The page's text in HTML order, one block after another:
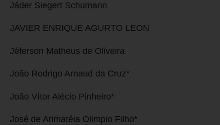
Jáder Siegert Schumann
JAVIER ENRIQUE AGURTO LEON
Jéferson Matheus de Oliveira
João Rodrigo Arnaud da Cruz*
João Vítor Alécio Pinheiro*
José de Arimatéia Olimpio Filho*